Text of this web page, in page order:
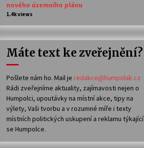
nového územního plánu
1.4k views
Máte text ke zveřejnění?
Pošlete nám ho. Mail je redakce@humpolak.cz
Rádi zveřejníme aktuality, zajímavosti nejen o
Humpolci, upoutávky na místní akce, tipy na
výlety, Vaši tvorbu a v rozumné míře i texty
místních politických uskupení a reklamu týkající
se Humpolce.